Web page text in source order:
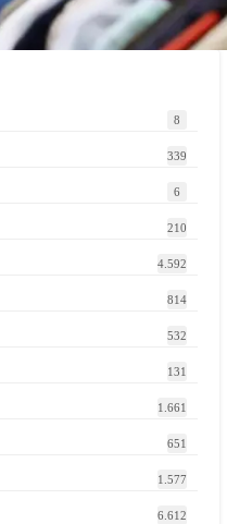
8
339
6
210
4.592
814
532
131
1.661
651
1.577
6.612